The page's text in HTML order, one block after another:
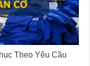
Theo Yêu Cầu